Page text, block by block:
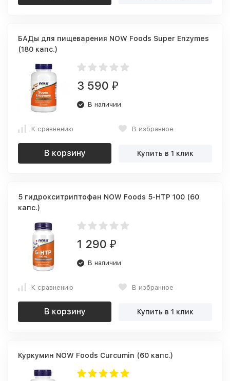
БАДы для пищеварения NOW Foods Super Enzymes
(180 капс.)
3 590 ₽
В наличии
К сравнению В избранное
В корзину Купить в 1 клик
5 гидрокситриптофан NOW Foods 5-HTP 100 (60
капс.)
1 290 ₽
В наличии
К сравнению В избранное
В корзину Купить в 1 клик
Куркумин NOW Foods Curcumin (60 капс.)